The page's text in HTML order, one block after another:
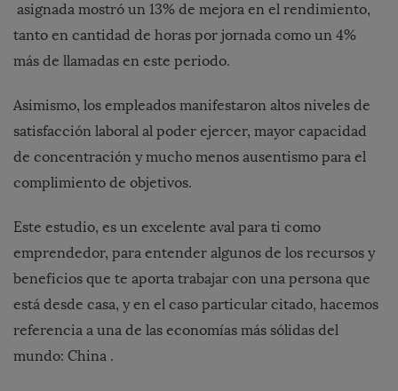
asignada mostró un 13% de mejora en el rendimiento,
tanto en cantidad de horas por jornada como un 4%
más de llamadas en este periodo.
Asimismo, los empleados manifestaron altos niveles de
satisfacción laboral al poder ejercer, mayor capacidad
de concentración y mucho menos ausentismo para el
complimiento de objetivos.
Este estudio, es un excelente aval para ti como
emprendedor, para entender algunos de los recursos y
beneficios que te aporta trabajar con una persona que
está desde casa, y en el caso particular citado, hacemos
referencia a una de las economías más sólidas del
mundo: China .